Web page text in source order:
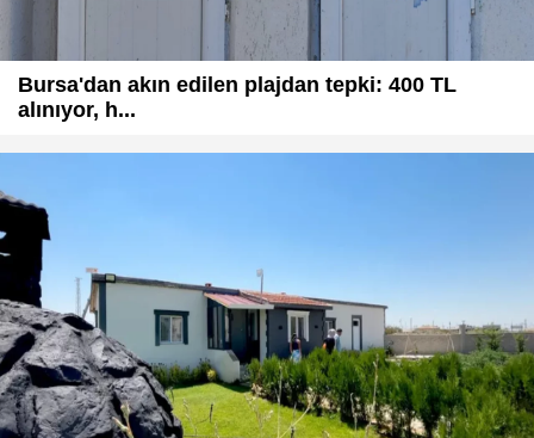
Bursa'dan akın edilen plajdan tepki: 400 TL
alınıyor, h...